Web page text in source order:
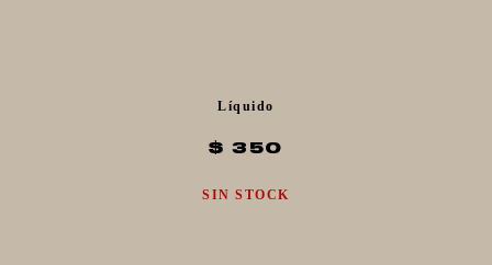
Líquido
$ 350
SIN STOCK